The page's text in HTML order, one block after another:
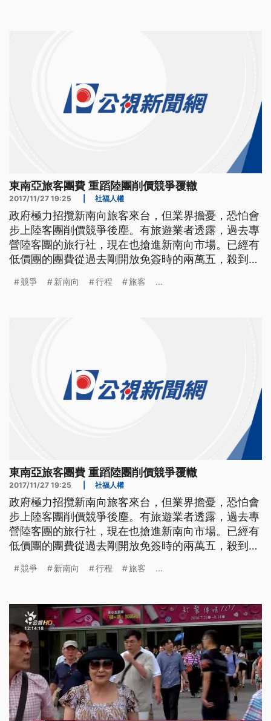
東南亞旅客團費 重蹈陸團削價競爭覆轍
2017/11/27 19:25 社福人權
政府極力招攬新南向旅客來台，但業界擔憂，恐怕會
步上陸客團削價競爭後塵。有旅遊業者透露，過去專
營陸客團的旅行社，現在也搶進新南向市場。已經有
低價團的團費從過去剛開放免簽時的兩萬五，殺到只
加企業獎勵旅遊的高端團，行程第四天下午，來到中
競爭 新南向 行程 旅客 ...
東南亞旅客團費 重蹈陸團削價競爭覆轍
2017/11/27 19:25 社福人權
政府極力招攬新南向旅客來台，但業界擔憂，恐怕會
步上陸客團削價競爭後塵。有旅遊業者透露，過去專
營陸客團的旅行社，現在也搶進新南向市場。已經有
低價團的團費從過去剛開放免簽時的兩萬五，殺到只
加企業獎勵旅遊的高端團，行程第四天下午，來到中
照，談起這次台灣行程，都很滿意。 ==旅客== （故
宮)很漂亮
競爭 新南向 行程 旅客 ...